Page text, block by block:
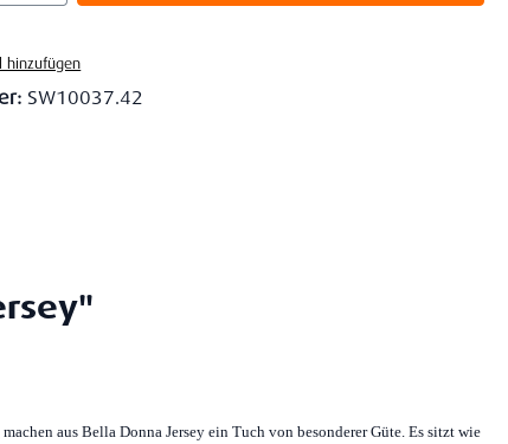
hinzufügen
SW10037.42
aus Bella Donna Jersey ein Tuch von besonderer Güte. Es sitzt wie